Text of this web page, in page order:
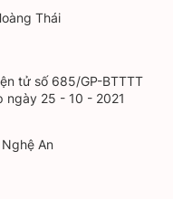
Thái
tử số 685/GP-BTTTT
ngày 25 - 10 - 2021
An